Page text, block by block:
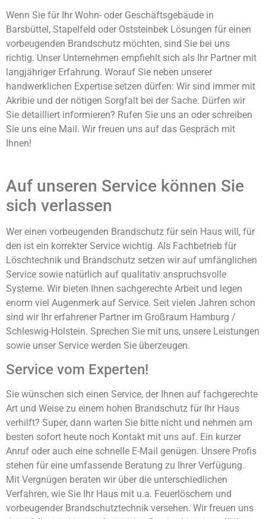
Wenn Sie für Ihr Wohn- oder Geschäftsgebäude in
Barsbüttel, Stapelfeld oder Oststeinbek Lösungen für einen
vorbeugenden Brandschutz möchten, sind Sie bei uns
richtig. Unser Unternehmen empfiehlt sich als Ihr Partner mit
langjähriger Erfahrung. Worauf Sie neben unserer
handwerklichen Expertise setzen dürfen: Wir sind immer mit
Akribie und der nötigen Sorgfalt bei der Sache. Dürfen wir
Sie detailliert informieren? Rufen Sie uns an oder schreiben
Sie uns eine Mail. Wir freuen uns auf das Gespräch mit
Ihnen!
Auf unseren Service können Sie
sich verlassen
Wer einen vorbeugenden Brandschutz für sein Haus will, für
den ist ein korrekter Service wichtig. Als Fachbetrieb für
Löschtechnik und Brandschutz setzen wir auf umfänglichen
Service sowie natürlich auf qualitativ anspruchsvolle
Systeme. Wir bieten Ihnen sachgerechte Arbeit und legen
enorm viel Augenmerk auf Service. Seit vielen Jahren schon
sind wir Ihr erfahrener Partner im Großraum Hamburg /
Schleswig-Holstein. Sprechen Sie mit uns, unsere Leistungen
sowie unser Service werden Sie überzeugen.
Service vom Experten!
Sie wünschen sich einen Service, der Ihnen auf fachgerechte
Art und Weise zu einem hohen Brandschutz für Ihr Haus
verhilft? Super, dann warten Sie bitte nicht und nehmen am
besten sofort heute noch Kontakt mit uns auf. Ein kurzer
Anruf oder auch eine schnelle E-Mail genügen. Unsere Profis
stehen für eine umfassende Beratung zu Ihrer Verfügung.
Mit Vergnügen beraten wir über die unterschiedlichen
Verfahren, wie Sie Ihr Haus mit u.a. Feuerlöschern und
vorbeugender Brandschutztechnik versehen. Wir freuen uns